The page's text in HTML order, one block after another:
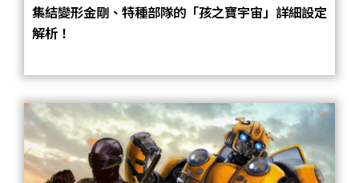
集結變形金剛、特種部隊的「孩之寶宇宙」詳細設定
解析！